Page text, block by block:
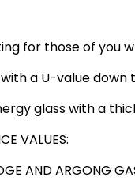
for those of you
a U-value
glass with a
VALUES:
AND ARGONG